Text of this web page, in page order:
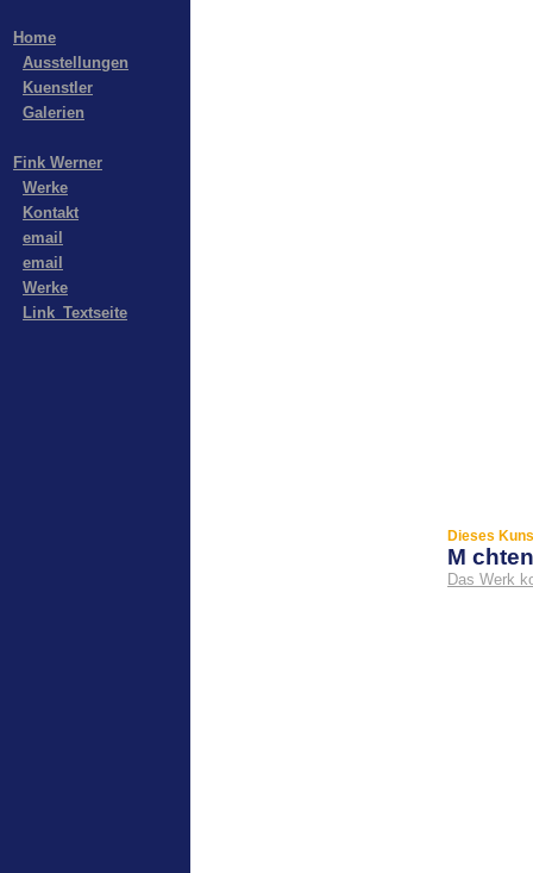
Home
Ausstellungen
Kuenstler
Galerien
Fink Werner
Werke
Kontakt
email
email
Werke
Link_Textseite
Dieses
M
Das Werk